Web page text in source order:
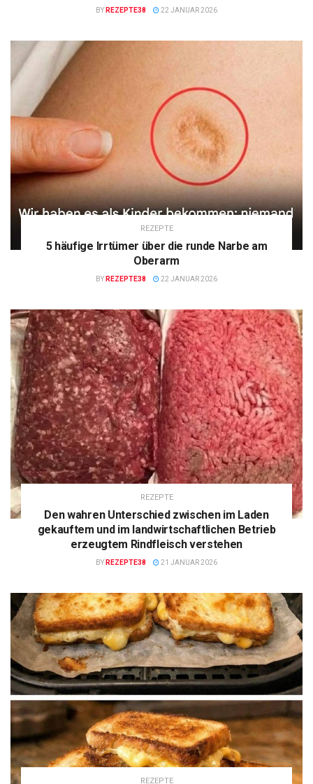
BY REZEPTE38 22 JANUAR 2026
REZEPTE
5 häufige Irrtümer über die runde Narbe am
Oberarm
BY REZEPTE38 22 JANUAR 2026
REZEPTE
Den wahren Unterschied zwischen im Laden
gekauftem und im landwirtschaftlichen Betrieb
erzeugtem Rindfleisch verstehen
BY REZEPTE38 21 JANUAR 2026
REZEPTE